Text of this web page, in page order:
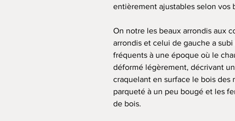
entièrement ajustables selon vos
On notre les beaux arrondis aux
arrondis et celui de gauche a
fréquents à une époque où le
déformé légèrement, décrivant
craquelant en surface le bois
parqueté à un peu bougé et les
de bois.